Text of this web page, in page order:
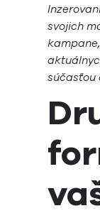
svojich
súčasťou